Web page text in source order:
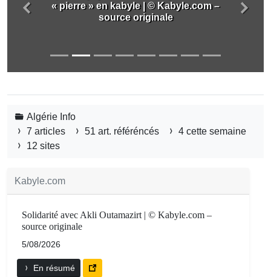
« pierre » en kabyle | © Kabyle.com –
source originale
Précédent
Algérie Info
7 articles
51 art. référéncés
4 cette semaine
12 sites
Kabyle.com
Solidarité avec Akli Outamazirt | © Kabyle.com –
source originale
5/08/2026
En résumé